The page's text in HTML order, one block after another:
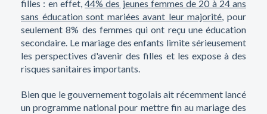
filles : en effet, 44% des jeunes femmes de 20 à 24 ans
sans éducation sont mariées avant leur majorité, pour
seulement 8% des femmes qui ont reçu une éducation
secondaire. Le mariage des enfants limite sérieusement
les perspectives d'avenir des filles et les expose à des
risques sanitaires importants.
Bien que le gouvernement togolais ait récemment lancé
un programme national pour mettre fin au mariage des